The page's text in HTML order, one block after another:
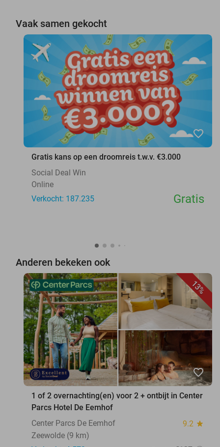
Vaak samen gekocht
favorite_border
Gratis kans op een droomreis t.w.v. €3.000
Social Deal Win
Online
Verkocht: 187.235
Gratis
Anderen bekeken ook
13%
favorite_border
1 of 2 overnachting(en) voor 2 + ontbijt in Center
Parcs Hotel De Eemhof
Center Parcs De Eemhof
9.2 star
Zeewolde (9 km)